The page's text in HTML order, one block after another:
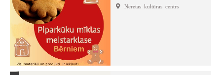
Neretas kultūras centrs